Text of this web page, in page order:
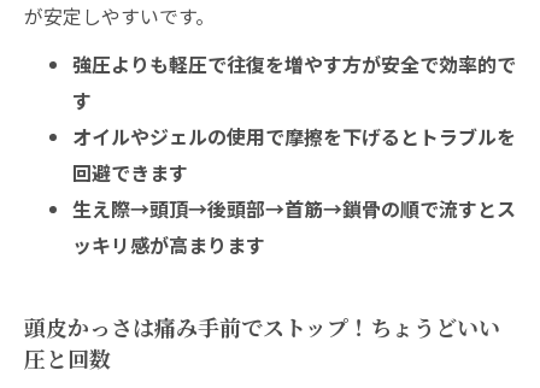
が安定しやすいです。
強圧よりも軽圧で往復を増やす方が安全で効率的で
す
オイルやジェルの使用で摩擦を下げるとトラブルを
回避できます
生え際→頭頂→後頭部→首筋→鎖骨の順で流すとス
ッキリ感が高まります
頭皮かっさは痛み手前でストップ！ちょうどいい
圧と回数